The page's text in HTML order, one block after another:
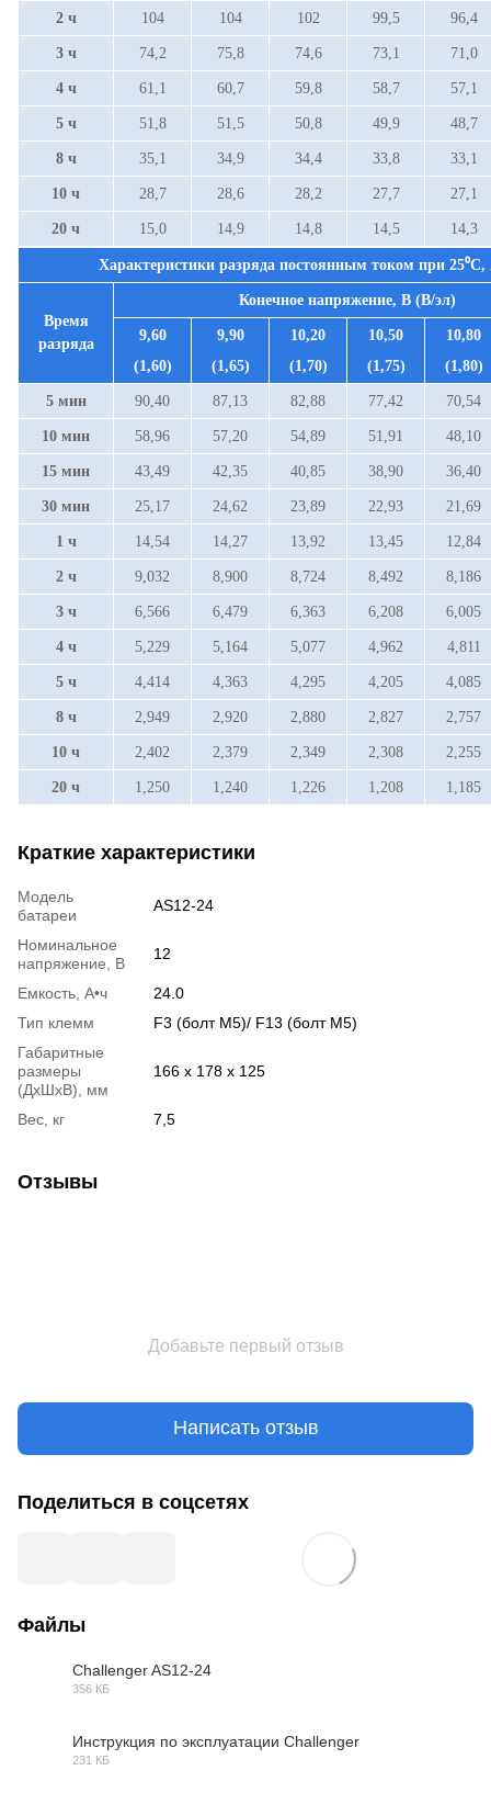
2 ч 104 104 102 99,5 96,4
3 ч 74,2 75,8 74,6 73,1 71,0
4 ч 61,1 60,7 59,8 58,7 57,1
5 ч 51,8 51,5 50,8 49,9 48,7
8 ч 35,1 34,9 34,4 33,8 33,1
10 ч 28,7 28,6 28,2 27,7 27,1
20 ч 15,0 14,9 14,8 14,5 14,3
Характеристики разряда постоянным током при 25⁰С,
Время
разряда
Конечное напряжение, В (В/эл)
9,60
(1,60)
9,90
(1,65)
10,20
(1,70)
10,50
(1,75)
10,80
(1,80)
5 мин 90,40 87,13 82,88 77,42 70,54
10 мин 58,96 57,20 54,89 51,91 48,10
15 мин 43,49 42,35 40,85 38,90 36,40
30 мин 25,17 24,62 23,89 22,93 21,69
1 ч 14,54 14,27 13,92 13,45 12,84
2 ч 9,032 8,900 8,724 8,492 8,186
3 ч 6,566 6,479 6,363 6,208 6,005
4 ч 5,229 5,164 5,077 4,962 4,811
5 ч 4,414 4,363 4,295 4,205 4,085
8 ч 2,949 2,920 2,880 2,827 2,757
10 ч 2,402 2,379 2,349 2,308 2,255
20 ч 1,250 1,240 1,226 1,208 1,185
Краткие характеристики
Модель
батареи
AS12-24
Номинальное
напряжение, В
12
Емкость, А•ч
24.0
Тип клемм
F3 (болт М5)/ F13 (болт М5)
Габаритные
размеры
(ДхШхВ), мм
166 х 178 х 125
Вес, кг 7,5
Отзывы
Добавьте первый отзыв
Написать отзыв
Поделиться в соцсетях
Файлы
Challenger AS12-24
356 КБ
Инструкция по эксплуатации Challenger
231 КБ